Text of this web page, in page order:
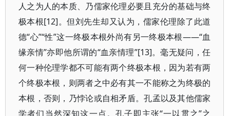
人之为人的本质、乃儒家伦理必要且充分的基础与终
极本根[12]。但刘先生却又认为，儒家伦理除了此道
德“心”“性”这一终极本根外尚有另一终极本根——“血
缘亲情”亦即他所谓的“血亲情理”[13]。毫无疑问，任
何一种伦理学都不可能有两个终极本根，因为若有两
个终极本根，则两者之中必有其一不能称之为终极的
本根，否则，乃悖论或自相矛盾。孔孟以及其他儒家
学者们当然深知这一点。孔子即主张“一以贯之”之